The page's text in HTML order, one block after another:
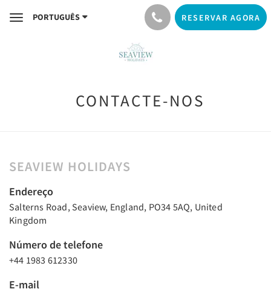
TogglePORTUGUÊS RESERVAR AGORA
CONTACTE-NOS
SEAVIEW HOLIDAYS
Endereço
Salterns Road, Seaview, England, PO34 5AQ, United
Kingdom
Número de telefone
+44 1983 612330
E-mail